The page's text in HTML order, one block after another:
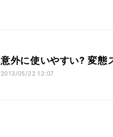
意外に使いやすい? 変態
2013/05/22 12:07